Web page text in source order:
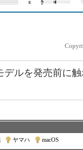
デルを発売前に
ヤマハ macOS